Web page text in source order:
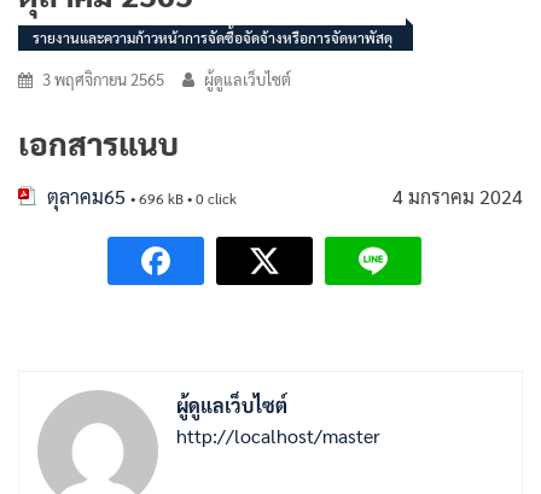
รายงานและความก้าวหน้าการจัดซื้อจัดจ้างหรือการจัดหาพัสดุ
3 พฤศจิกายน 2565 ผู้ดูแลเว็บไซต์
เอกสารแนบ
ตุลาคม65 • 696 kB • 0 click 4 มกราคม 2024
ผู้ดูแลเว็บไซต์
http://localhost/master